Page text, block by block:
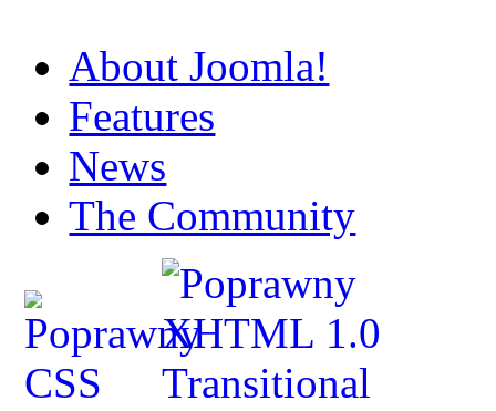
About Joomla!
Features
News
The Community